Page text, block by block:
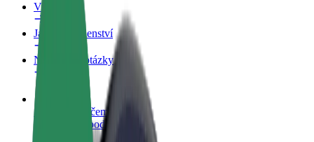
Výhody
Jak získat členství
Nejčastější otázky
Staňte se řidičem
Vydělávejte podle sebe